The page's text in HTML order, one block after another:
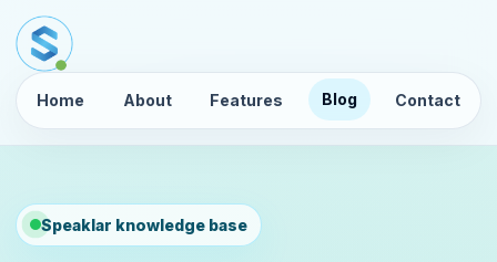
Home About Features Blog Contact
Speaklar knowledge base